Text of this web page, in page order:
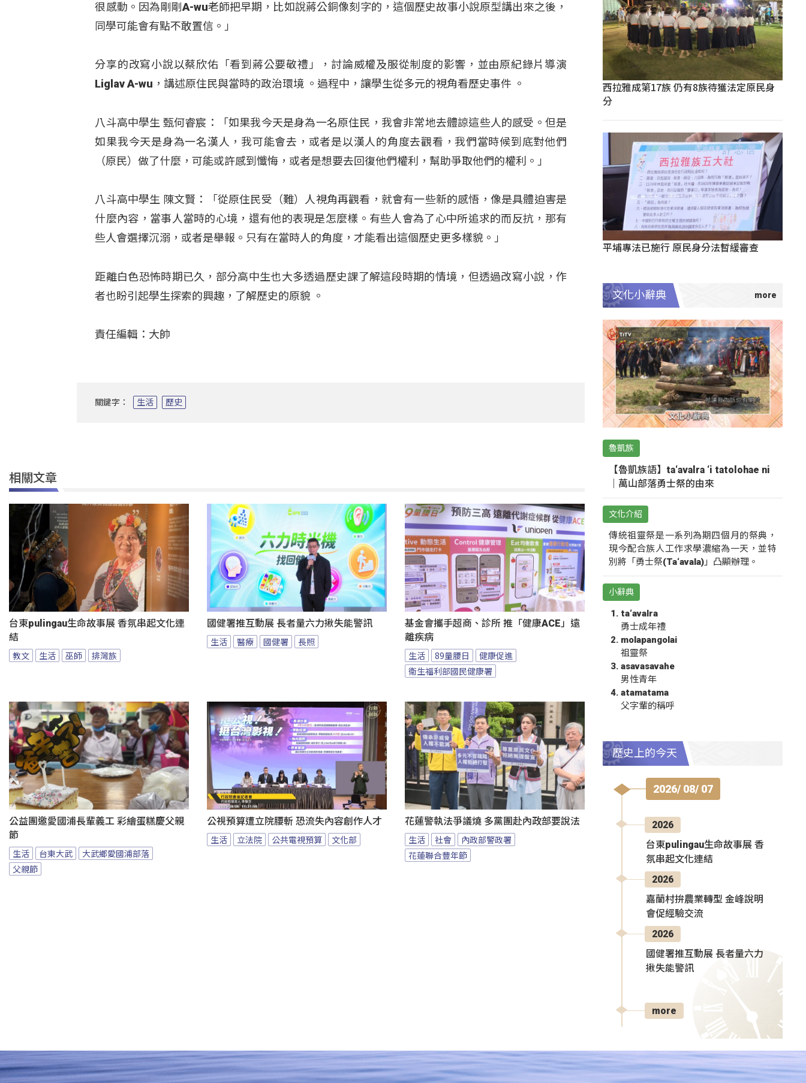
很感動。因為剛剛A-wu老師把早期，比如說蔣公銅像刻字的，這個歷史故事小說原型講出來之後，
同學可能會有點不敢置信。」
分享的改寫小說以蔡欣佑「看到蔣公要敬禮」，討論威權及服從制度的影響，並由原紀錄片導演
Liglav A-wu，講述原住民與當時的政治環境 。過程中，讓學生從多元的視角看歷史事件 。
八斗高中學生 甄何睿宸：「如果我今天是身為一名原住民，我會非常地去體諒這些人的感受。但是
如果我今天是身為一名漢人，我可能會去，或者是以漢人的角度去觀看，我們當時候到底對他們
（原民）做了什麼，可能或許感到懺悔，或者是想要去回復他們權利，幫助爭取他們的權利。」
八斗高中學生 陳文賢：「從原住民受（難）人視角再觀看，就會有一些新的感悟，像是具體迫害是
什麼內容，當事人當時的心境，還有他的表現是怎麼樣。有些人會為了心中所追求的而反抗，那有
些人會選擇沉溺，或者是舉報。只有在當時人的角度，才能看出這個歷史更多樣貌。」
距離白色恐怖時期已久，部分高中生也大多透過歷史課了解這段時期的情境，但透過改寫小說，作
者也盼引起學生探索的興趣，了解歷史的原貌 。
責任編輯：大帥
關鍵字： 生活 歷史
相關文章
台東pulingau生命故事展 香氛串起文化連
結
教文 生活 巫師 排灣族
國健署推互動展 長者量六力揪失能警訊
生活 醫療 國健署 長照
基金會攜手超商、診所 推「健康ACE」遠
離疾病
生活 89量腰日
健康促進
衛生福利部國民健康署
公益團邀愛國浦長輩義工 彩繪蛋糕慶父親
節
生活 台東大武
大武鄉愛國浦部落
父親節
公視預算遭立院腰斬 恐流失內容創作人才
生活 立法院 公共電視預算 文化部
花蓮警執法爭議燒 多黨團赴內政部要說法
生活 社會
內政部警政署
花蓮聯合豐年節
西拉雅成第17族 仍有8族待獲法定原民身
分
平埔專法已施行 原民身分法暫緩審查
文化小辭典
魯凱族
【魯凱族語】ta‘avalra ‘i tatolohae ni
｜萬山部落勇士祭的由來
文化介紹
傳統祖靈祭是一系列為期四個月的祭典，
現今配合族人工作求學濃縮為一天，並特
別將「勇士祭(Ta‘avala)」凸顯辦理。
小辭典
ta‘avalra
勇士成年禮
molapangolai
祖靈祭
asavasavahe
男性青年
atamatama
父字輩的稱呼
歷史上的今天
2026/ 08/ 07
2026
台東pulingau生命故事展 香
氛串起文化連結
2026
嘉蘭村拚農業轉型 金峰說明
會促經驗交流
2026
國健署推互動展 長者量六力
揪失能警訊
more